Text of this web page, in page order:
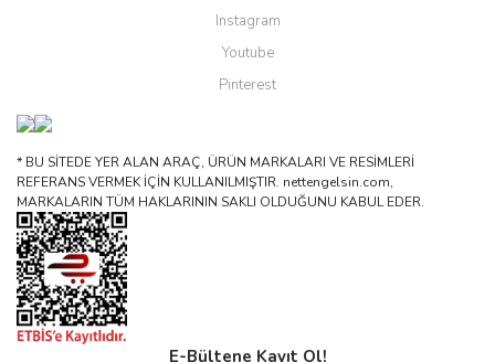
Instagram
Youtube
Pinterest
* BU SİTEDE YER ALAN ARAÇ, ÜRÜN MARKALARI VE RESİMLERİ
REFERANS VERMEK İÇİN KULLANILMIŞTIR. nettengelsin.com,
MARKALARIN TÜM HAKLARININ SAKLI OLDUĞUNU KABUL EDER.
E-Bültene Kayıt Ol!